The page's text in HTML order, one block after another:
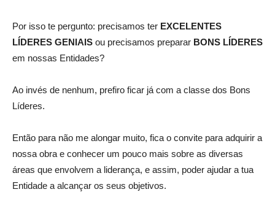
Por isso te pergunto: precisamos ter EXCELENTES
LÍDERES GENIAIS ou precisamos preparar BONS LÍDERES
em nossas Entidades?
Ao invés de nenhum, prefiro ficar já com a classe dos Bons
Líderes.
Então para não me alongar muito, fica o convite para adquirir a
nossa obra e conhecer um pouco mais sobre as diversas
áreas que envolvem a liderança, e assim, poder ajudar a tua
Entidade a alcançar os seus objetivos.